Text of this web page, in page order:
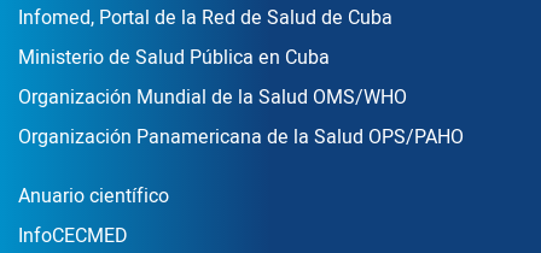
Enlace Footer3
Infomed, Portal de la Red de Salud de Cuba
Ministerio de Salud Pública en Cuba
Organización Mundial de la Salud OMS/WHO
Organización Panamericana de la Salud OPS/PAHO
Publicaciones
Anuario científico
InfoCECMED